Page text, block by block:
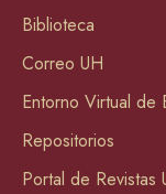
Biblioteca
Correo UH
Entorno Virtual de
Repositorios
Portal de Revistas